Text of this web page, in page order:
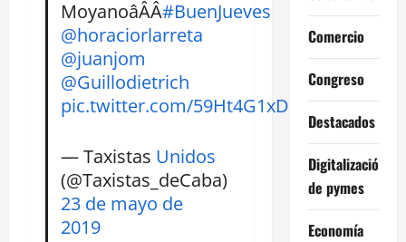
MoyanoâÂÂ#BuenJueves
@horaciorlarreta
@juanjom
@Guillodietrich
pic.twitter.com/59Ht4G1xDi
— Taxistas Unidos
(@Taxistas_deCaba)
23 de mayo de
2019
Comercio
Congreso
Destacados
Digitalización
de pymes
Economía